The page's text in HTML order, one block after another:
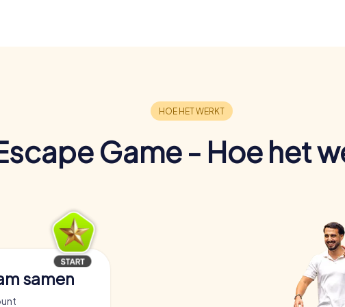
Game - Hoe het
samen